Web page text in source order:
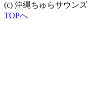
(c) 沖縄ちゅらサウンズ
TOPへ